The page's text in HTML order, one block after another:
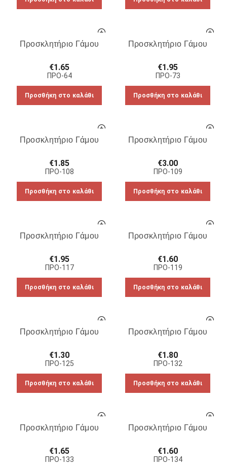
Προσκλητήριο Γάμου
€1.65
ΠΡΟ-64
Προσθήκη στο καλάθι
Προσκλητήριο Γάμου
€1.95
ΠΡΟ-73
Προσθήκη στο καλάθι
Προσκλητήριο Γάμου
€1.85
ΠΡΟ-108
Προσθήκη στο καλάθι
Προσκλητήριο Γάμου
€3.00
ΠΡΟ-109
Προσθήκη στο καλάθι
Προσκλητήριο Γάμου
€1.95
ΠΡΟ-117
Προσθήκη στο καλάθι
Προσκλητήριο Γάμου
€1.60
ΠΡΟ-119
Προσθήκη στο καλάθι
Προσκλητήριο Γάμου
€1.30
ΠΡΟ-125
Προσθήκη στο καλάθι
Προσκλητήριο Γάμου
€1.80
ΠΡΟ-132
Προσθήκη στο καλάθι
Προσκλητήριο Γάμου
€1.65
ΠΡΟ-133
Προσκλητήριο Γάμου
€1.60
ΠΡΟ-134